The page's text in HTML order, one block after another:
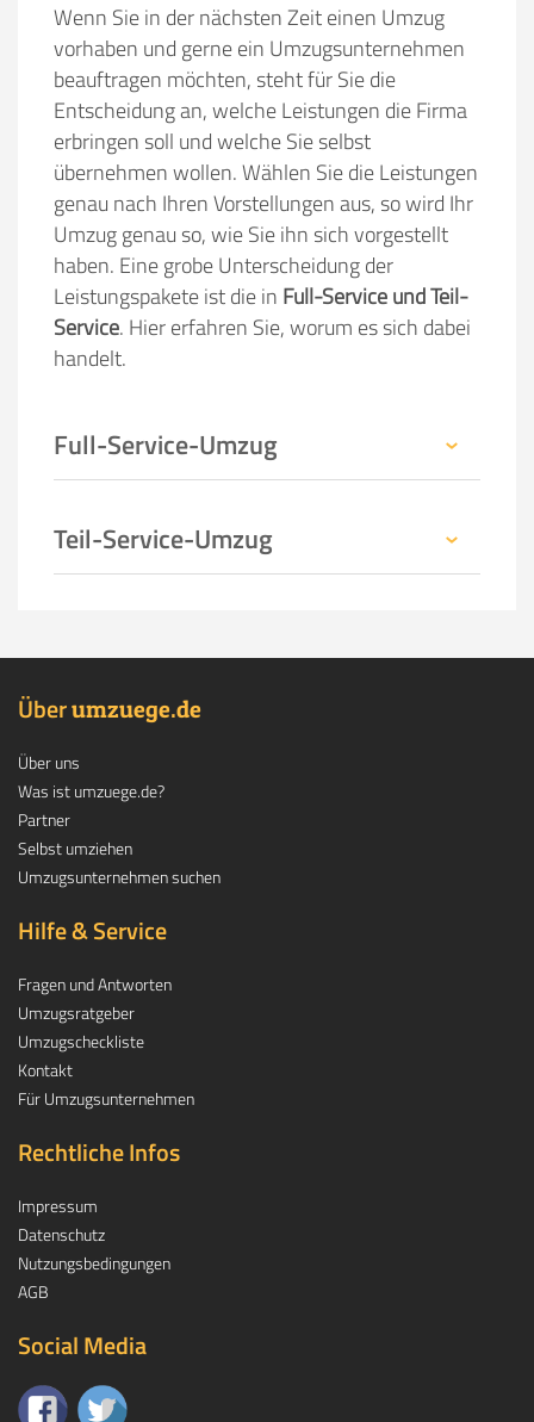
Wenn Sie in der nächsten Zeit einen Umzug
vorhaben und gerne ein Umzugsunternehmen
beauftragen möchten, steht für Sie die
Entscheidung an, welche Leistungen die Firma
erbringen soll und welche Sie selbst
übernehmen wollen. Wählen Sie die Leistungen
genau nach Ihren Vorstellungen aus, so wird Ihr
Umzug genau so, wie Sie ihn sich vorgestellt
haben. Eine grobe Unterscheidung der
Leistungspakete ist die in Full-Service und Teil-
Service. Hier erfahren Sie, worum es sich dabei
handelt.
Full-Service-Umzug
Teil-Service-Umzug
Überumzuege.de
Über uns
Was ist umzuege.de?
Partner
Selbst umziehen
Umzugsunternehmen suchen
Hilfe & Service
Fragen und Antworten
Umzugsratgeber
Umzugscheckliste
Kontakt
Für Umzugsunternehmen
Rechtliche Infos
Impressum
Datenschutz
Nutzungsbedingungen
AGB
Social Media